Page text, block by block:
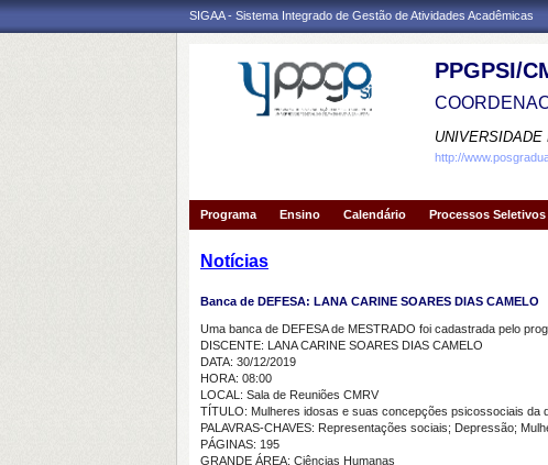
SIGAA - Sistema Integrado de Gestão de Atividades Acadêmicas
PPGPSI/
http://
Programa Ensino Calendário Processos Seletivos
Notícias
Banca de DEFESA: LANA CARINE SOARES DIAS CAMELO
Uma banca de DEFESA de MESTRADO foi cadastrada pelo
DISCENTE: LANA CARINE SOARES DIAS CAMELO
DATA: 30/12/2019
HORA: 08:00
LOCAL: Sala de Reuniões CMRV
TÍTULO: Mulheres idosas e suas concepções psicossociais da
PALAVRAS-CHAVES: Representações sociais; Depressão;
PÁGINAS: 195
GRANDE ÁREA: Ciências Humanas